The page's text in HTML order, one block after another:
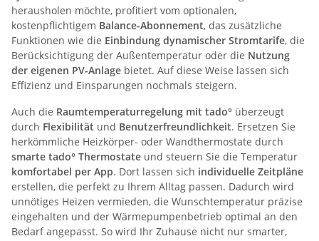
herausholen möchte, profitiert vom optionalen,
kostenpflichtigem Balance-Abonnement, das zusätzliche
Funktionen wie die Einbindung dynamischer Stromtarife, die
Berücksichtigung der Außentemperatur oder die Nutzung
der eigenen PV-Anlage bietet. Auf diese Weise lassen sich
Effizienz und Einsparungen nochmals steigern.
Auch die Raumtemperaturregelung mit tado° überzeugt
durch Flexibilität und Benutzerfreundlichkeit. Ersetzen Sie
herkömmliche Heizkörper- oder Wandthermostate durch
smarte tado° Thermostate und steuern Sie die Temperatur
komfortabel per App. Dort lassen sich individuelle Zeitpläne
erstellen, die perfekt zu Ihrem Alltag passen. Dadurch wird
unnötiges Heizen vermieden, die Wunschtemperatur präzise
eingehalten und der Wärmepumpenbetrieb optimal an den
Bedarf angepasst. So wird Ihr Zuhause nicht nur smarter,